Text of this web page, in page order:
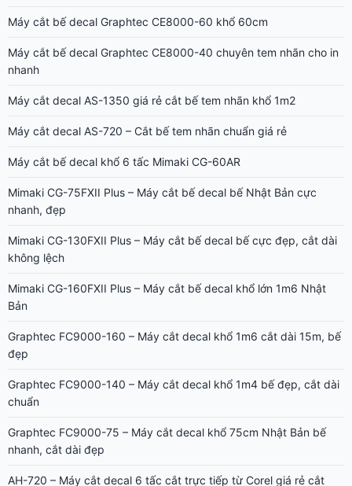
Máy cắt bế decal Graphtec CE8000-60 khổ 60cm
Máy cắt bế decal Graphtec CE8000-40 chuyên tem nhãn cho in
nhanh
Máy cắt decal AS-1350 giá rẻ cắt bế tem nhãn khổ 1m2
Máy cắt decal AS-720 – Cắt bế tem nhãn chuẩn giá rẻ
Máy cắt bế decal khổ 6 tấc Mimaki CG-60AR
Mimaki CG-75FXII Plus – Máy cắt bế decal bế Nhật Bản cực
nhanh, đẹp
Mimaki CG-130FXII Plus – Máy cắt bế decal bế cực đẹp, cắt dài
không lệch
Mimaki CG-160FXII Plus – Máy cắt bế decal khổ lớn 1m6 Nhật
Bản
Graphtec FC9000-160 – Máy cắt decal khổ 1m6 cắt dài 15m, bế
đẹp
Graphtec FC9000-140 – Máy cắt decal khổ 1m4 bế đẹp, cắt dài
chuẩn
Graphtec FC9000-75 – Máy cắt decal khổ 75cm Nhật Bản bế
nhanh, cắt dài đẹp
AH-720 – Máy cắt decal 6 tấc cắt trực tiếp từ Corel giá rẻ cắt